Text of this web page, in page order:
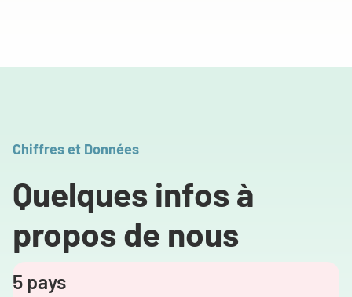
Chiffres et Données
Quelques infos à
propos de nous
5 pays